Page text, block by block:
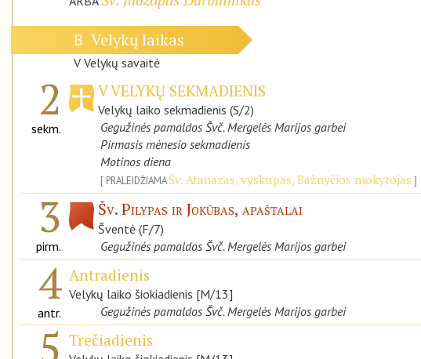
B Velykų laikas
V Velykų savaitė
2
sekm.
V VELYKŲ SEKMADIENIS
Velykų laiko sekmadienis (S/2)
Gegužinės pamaldos Švč. Mergelės Marijos garbei
Pirmasis mėnesio sekmadienis
Motinos diena
PRALEIDŽIAMAŠv. Atanazas, vyskupas, Bažnyčios mokytojas
3
pirm.
Šv. Pilypas ir Jokūbas, apaštalai
Šventė (F/7)
Gegužinės pamaldos Švč. Mergelės Marijos garbei
4
antr.
Antradienis
Velykų laiko šiokiadienis [M/13]
Gegužinės pamaldos Švč. Mergelės Marijos garbei
5 Trečiadienis